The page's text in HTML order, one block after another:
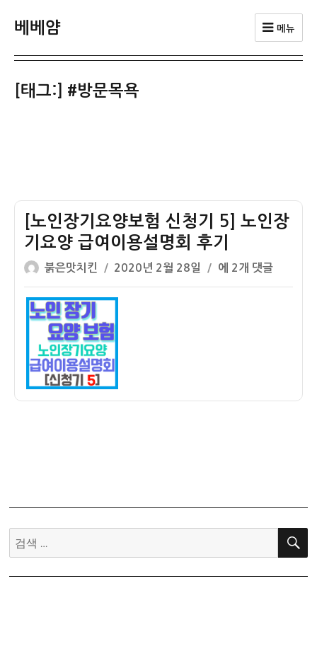
베베얌 메뉴
[태그:] #방문목욕
[노인장기요양보험 신청기 5] 노인장
기요양 급여이용설명회 후기
글
쓴
이
붉은맛치킨
작
성
일
2020년 2월 28일
[노
인
에 2개 댓글
검
색:
검